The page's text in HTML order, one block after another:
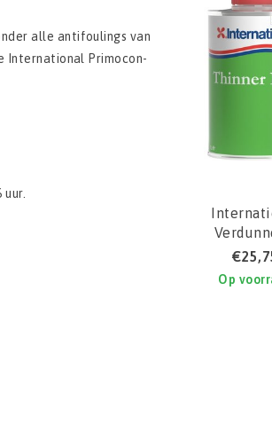
alle antifoulings van
International Primocon-
Thinner
Op